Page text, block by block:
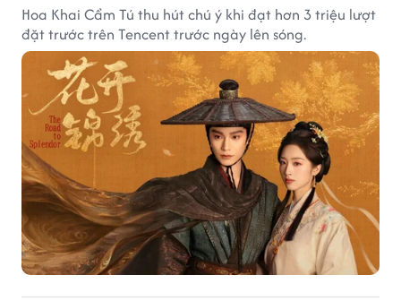
Hoa Khai Cẩm Tú thu hút chú ý khi đạt hơn 3 triệu lượt
đặt trước trên Tencent trước ngày lên sóng.